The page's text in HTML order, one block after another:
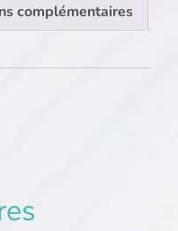
complémentaires